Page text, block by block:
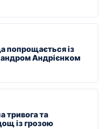
попрощається із
Андрієнком
тривога та
із грозою